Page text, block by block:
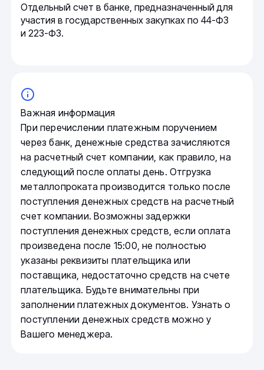
Отдельный счет в банке, предназначенный для
участия в государственных закупках по 44-ФЗ
и 223-ФЗ.
Важная информация
При перечислении платежным поручением
через банк, денежные средства зачисляются
на расчетный счет компании, как правило, на
следующий после оплаты день. Отгрузка
металлопроката производится только после
поступления денежных средств на расчетный
счет компании. Возможны задержки
поступления денежных средств, если оплата
произведена после 15:00, не полностью
указаны реквизиты плательщика или
поставщика, недостаточно средств на счете
плательщика. Будьте внимательны при
заполнении платежных документов. Узнать о
поступлении денежных средств можно у
Вашего менеджера.